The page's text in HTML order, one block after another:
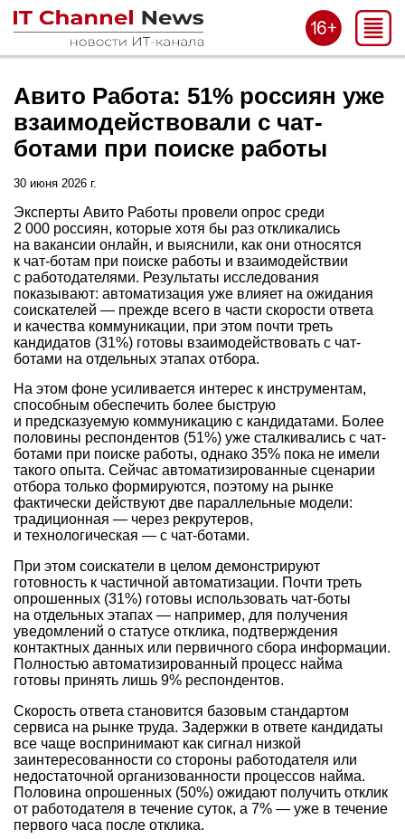
Авито Работа: 51% россиян уже
взаимодействовали с чат-
ботами при поиске работы
30 июня 2026 г.
Эксперты Авито Работы провели опрос среди
2 000 россиян, которые хотя бы раз откликались
на вакансии онлайн, и выяснили, как они относятся
к чат-ботам при поиске работы и взаимодействии
с работодателями. Результаты исследования
показывают: автоматизация уже влияет на ожидания
соискателей — прежде всего в части скорости ответа
и качества коммуникации, при этом почти треть
кандидатов (31%) готовы взаимодействовать с чат-
ботами на отдельных этапах отбора.
На этом фоне усиливается интерес к инструментам,
способным обеспечить более быструю
и предсказуемую коммуникацию с кандидатами. Более
половины респондентов (51%) уже сталкивались с чат-
ботами при поиске работы, однако 35% пока не имели
такого опыта. Сейчас автоматизированные сценарии
отбора только формируются, поэтому на рынке
фактически действуют две параллельные модели:
традиционная — через рекрутеров,
и технологическая — с чат-ботами.
При этом соискатели в целом демонстрируют
готовность к частичной автоматизации. Почти треть
опрошенных (31%) готовы использовать чат-боты
на отдельных этапах — например, для получения
уведомлений о статусе отклика, подтверждения
контактных данных или первичного сбора информации.
Полностью автоматизированный процесс найма
готовы принять лишь 9% респондентов.
Скорость ответа становится базовым стандартом
сервиса на рынке труда. Задержки в ответе кандидаты
все чаще воспринимают как сигнал низкой
заинтересованности со стороны работодателя или
недостаточной организованности процессов найма.
Половина опрошенных (50%) ожидают получить отклик
от работодателя в течение суток, а 7% — уже в течение
первого часа после отклика.